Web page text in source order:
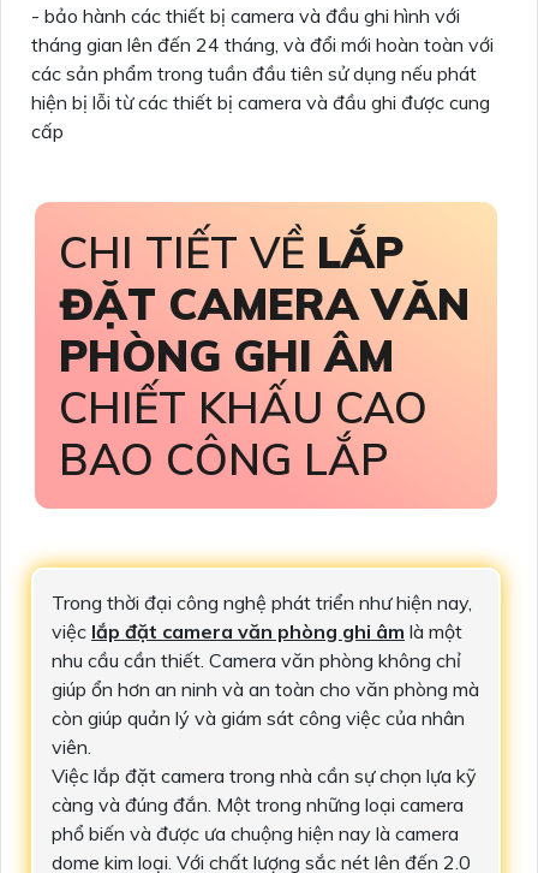
- bảo hành các thiết bị camera và đầu ghi hình với
tháng gian lên đến 24 tháng, và đổi mới hoàn toàn với
các sản phẩm trong tuần đầu tiên sử dụng nếu phát
hiện bị lỗi từ các thiết bị camera và đầu ghi được cung
cấp
CHI TIẾT VỀ LẮP
ĐẶT CAMERA VĂN
PHÒNG GHI ÂM
CHIẾT KHẤU CAO
BAO CÔNG LẮP
Trong thời đại công nghệ phát triển như hiện nay,
việc lắp đặt camera văn phòng ghi âm là một
nhu cầu cần thiết. Camera văn phòng không chỉ
giúp ổn hơn an ninh và an toàn cho văn phòng mà
còn giúp quản lý và giám sát công việc của nhân
viên.
Việc lắp đặt camera trong nhà cần sự chọn lựa kỹ
càng và đúng đắn. Một trong những loại camera
phổ biến và được ưa chuộng hiện nay là camera
dome kim loại. Với chất lượng sắc nét lên đến 2.0